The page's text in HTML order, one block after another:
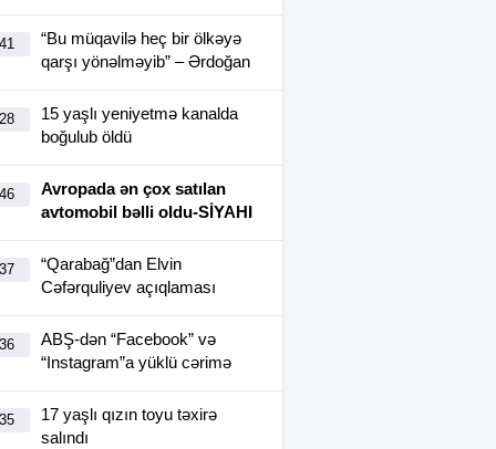
“Bu müqavilə heç bir ölkəyə
qarşı yönəlməyib” – Ərdoğan
15 yaşlı yeniyetmə kanalda
boğulub öldü
Avropada ən çox satılan
avtomobil bəlli oldu-SİYAHI
“Qarabağ”dan Elvin
Cəfərquliyev açıqlaması
ABŞ-dən “Facebook” və
“Instagram”a yüklü cərimə
17 yaşlı qızın toyu təxirə
salındı